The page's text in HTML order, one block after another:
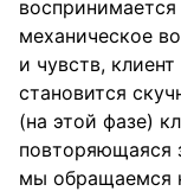
механическое
и чувств,
становится
(на этой фазе)
повторяющаяся
мы обращаемся